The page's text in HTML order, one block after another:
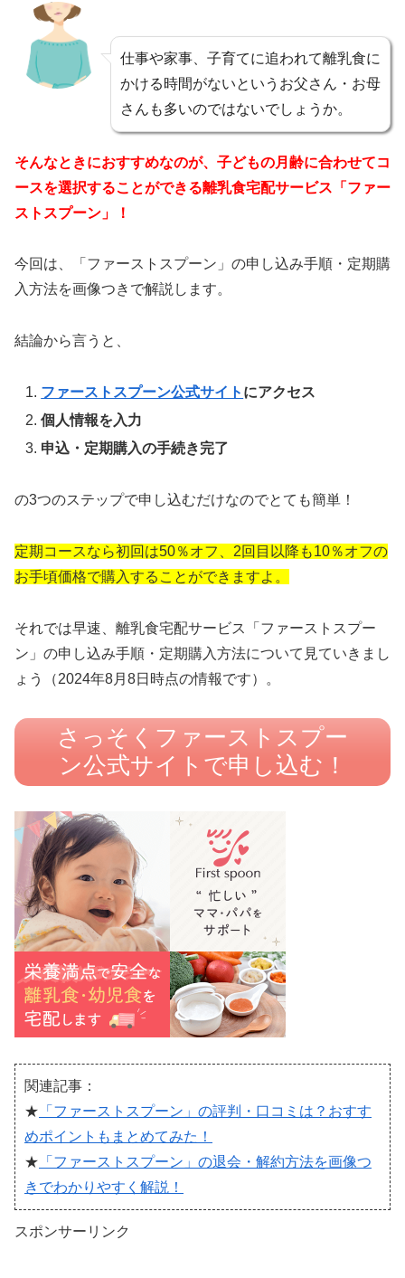
仕事や家事、子育てに追われて離乳食に
かける時間がないというお父さん・お母
さんも多いのではないでしょうか。
そんなときにおすすめなのが、 子どもの月齢に合わせてコ
ースを選択することができる離乳食宅配サービス 「ファー
ストスプーン」！
今回は、「ファーストスプーン」の申し込み手順・定期購
入方法を画像つきで解説します。
結論から言うと、
ファーストスプーン公式サイト にアクセス
個人情報を入力
申込・定期購入の手続き完了
の3つのステップで申し込むだけなのでとても簡単！
定期コースなら初回は50％オフ、2回目以降も10％オフの
お手頃価格で購入することができますよ。
それでは早速、離乳食宅配サービス「ファーストスプー
ン」の申し込み手順・定期購入方法について見ていきまし
ょう（2024年8月8日時点の情報です）。
さっそくファーストスプー
ン公式サイトで申し込む！
関連記事：
★ 「ファーストスプーン」の評判・口コミは？おすす
めポイントもまとめてみた！
★ 「ファーストスプーン」の退会・解約方法を画像つ
きでわかりやすく解説！
スポンサーリンク